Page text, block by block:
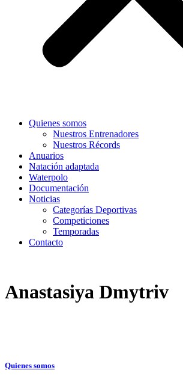
Quienes somos
Nuestros Entrenadores
Nuestros Récords
Anuarios
Natación adaptada
Waterpolo
Documentación
Noticias
Categorías Deportivas
Competiciones
Temporadas
Contacto
Anastasiya Dmytriv
Quienes somos